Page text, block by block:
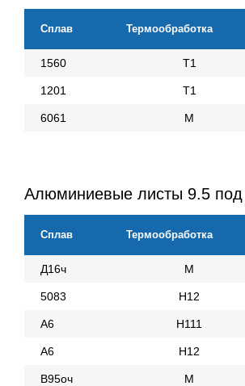
Сплав Термообработка
1560 Т1
1201 Т1
6061 М
Алюминиевые листы 9.5 под
Сплав Термообработка
Д16ч М
5083 Н12
А6 Н111
А6 Н12
В95оч М